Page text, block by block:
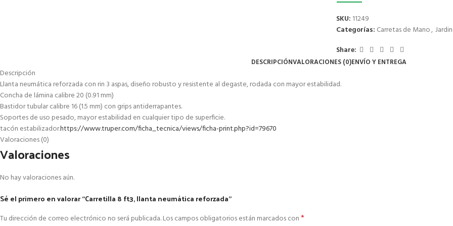
SKU: 11249
Categorías: Carretas de Mano,
Share:
DESCRIPCIÓNVALORACIONES (0)ENVÍO Y ENTREGA
Descripción
Llanta neumática reforzada con rin 3 aspas, diseño robusto y resistente al degaste, rodada con mayor estabilidad.
Concha de lámina calibre 20 (0.91 mm)
Bastidor tubular calibre 16 (1.5 mm) con grips antiderrapantes.
Soportes de uso pesado, mayor estabilidad en cualquier tipo de superficie.
tacón estabilizador.https://www.truper.com/ficha_tecnica/views/ficha-print.php?id=79670
Valoraciones (0)
Valoraciones
No hay valoraciones aún.
Sé el primero en valorar “Carretilla 8 ft3, llanta neumática reforzada”
Tu dirección de correo electrónico no será publicada.Los campos obligatorios están marcados con*